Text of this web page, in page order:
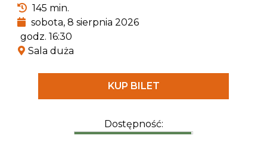
miasta. Gdy rosnące wymagania zaczynają
go przytłaczać, presja wywołuje
zaskakującą fizyczną przemianę, która
zagraża jego istnieniu, podczas gdy nowy,
niepokojący schemat zbrodni prowadzi do
pojawienia się jednego z najpotężniejszych
przeciwników, z jakimi kiedykolwiek się
145 min.
sobota, 8 sierpnia 2026
godz. 16:30
Sala duża
KUP BILET
Dostępność: